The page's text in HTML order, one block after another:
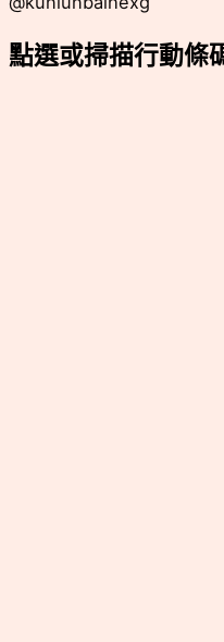
點選或掃描行動條